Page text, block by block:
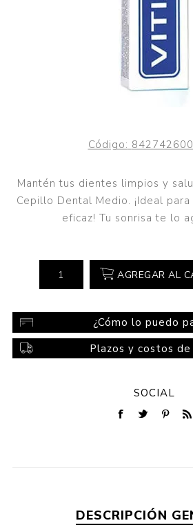
Código:
Mantén tus dientes limpios y
Cepillo Dental Medio. ¡Ideal
eficaz! Tu sonrisa te lo
AGREGAR AL
¿Cómo lo puedo
Plazos y costos de
SOCIAL
DESCRIPCIÓN